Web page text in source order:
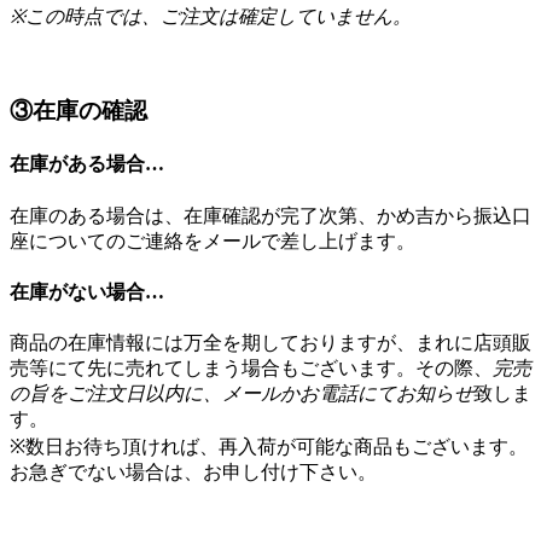
※この時点では、ご注文は確定していません。
③在庫の確認
在庫がある場合…
在庫のある場合は、在庫確認が完了次第、かめ吉から振込口
座についてのご連絡をメールで差し上げます。
在庫がない場合…
商品の在庫情報には万全を期しておりますが、まれに店頭販
売等にて先に売れてしまう場合もございます。その際、
完売
の旨をご注文日以内に、メールかお電話にてお知らせ致しま
す。
※数日お待ち頂ければ、再入荷が可能な商品もございます。
お急ぎでない場合は、お申し付け下さい。